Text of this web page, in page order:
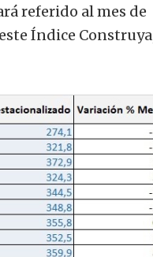
referido al mes de
Índice